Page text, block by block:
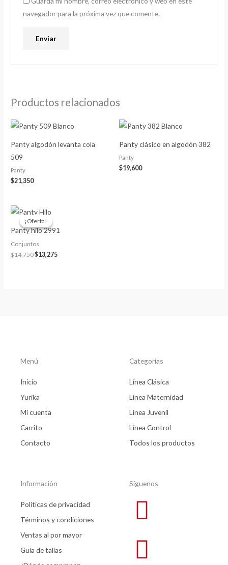
navegador para la próxima vez que comente.
Productos relacionados
Panty algodón levanta cola
509
Panty
$21,350
Panty clásico en algodón 382
Panty
$19,600
¡Oferta!
¡Oferta!
Panty hilo 2991
Conjuntos
$14,750
El
precio
original
era:
$14,750.
$13,275
es:
Menú
Inicio
Yurika
Mi cuenta
Carrito
Contacto
Categorías
Línea Clásica
Línea Maternidad
Línea Juvenil
Línea Control
Todos los productos
Información
Políticas de privacidad
Términos y condiciones
Ventas al por mayor
Guía de tallas
Síguenos